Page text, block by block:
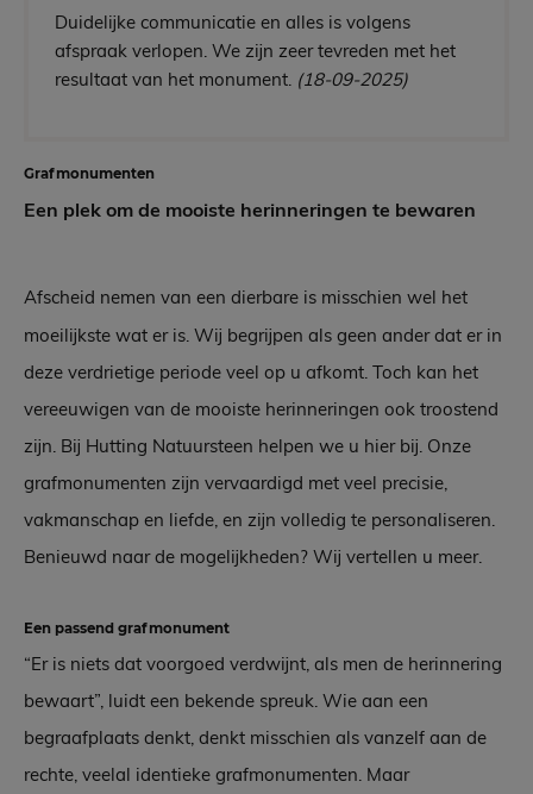
Duidelijke communicatie en alles is volgens
afspraak verlopen. We zijn zeer tevreden met het
resultaat van het monument. (18-09-2025)
Grafmonumenten
Een plek om de mooiste herinneringen te bewaren
Afscheid nemen van een dierbare is misschien wel het
moeilijkste wat er is. Wij begrijpen als geen ander dat er in
deze verdrietige periode veel op u afkomt. Toch kan het
vereeuwigen van de mooiste herinneringen ook troostend
zijn. Bij Hutting Natuursteen helpen we u hier bij. Onze
grafmonumenten zijn vervaardigd met veel precisie,
vakmanschap en liefde, en zijn volledig te personaliseren.
Benieuwd naar de mogelijkheden? Wij vertellen u meer.
Een passend grafmonument
“Er is niets dat voorgoed verdwijnt, als men de herinnering
bewaart”, luidt een bekende spreuk. Wie aan een
begraafplaats denkt, denkt misschien als vanzelf aan de
rechte, veelal identieke grafmonumenten. Maar